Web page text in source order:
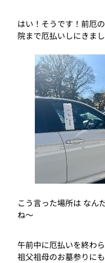
はい！そうです！前厄
院まで厄払いしにきま
こう言った場所は なん
ね〜
午前中に厄払いを終わ
祖父祖母のお墓参りに